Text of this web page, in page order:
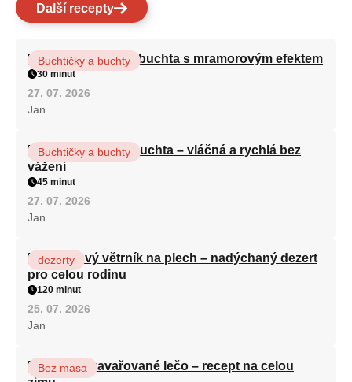
Další recepty
Vláčná olejová litá buchta s mramorovým efektem
Buchtičky a buchty
30 minut
27. 07. 2026
Jan
Hrnková maková buchta – vláčná a rychlá bez
vážení
Buchtičky a buchty
45 minut
27. 07. 2026
Jan
Karamelový větrník na plech – nadýchaný dezert
pro celou rodinu
dezerty
120 minut
25. 07. 2026
Jan
Babiččino zavařované lečo – recept na celou
Bez masa